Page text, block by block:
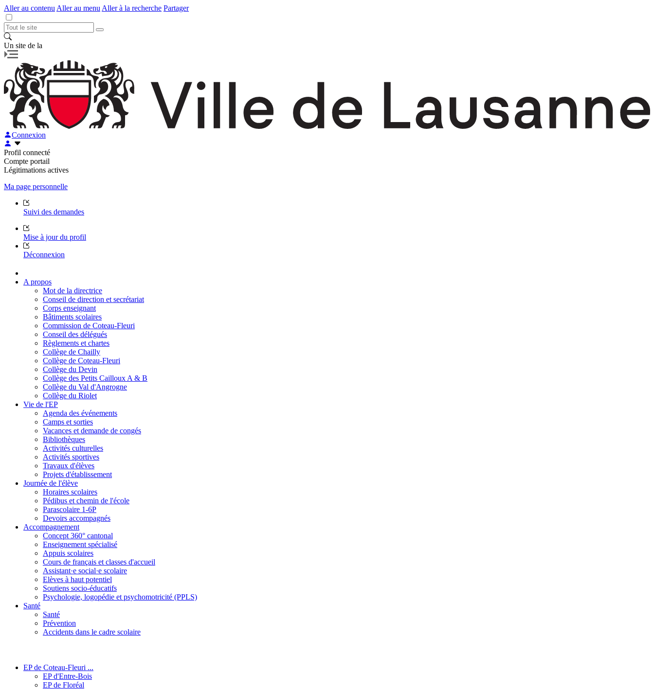
Aller au contenu Aller au menu Aller à la recherche Partager
Un site de la
Connexion
Profil connecté
Compte portail
Légitimations actives
Ma page personnelle
Suivi des demandes
Mise à jour du profil
Déconnexion
A propos
Mot de la directrice
Conseil de direction et secrétariat
Corps enseignant
Bâtiments scolaires
Commission de Coteau-Fleuri
Conseil des délégués
Règlements et chartes
Collège de Chailly
Collège de Coteau-Fleuri
Collège du Devin
Collège des Petits Cailloux A & B
Collège du Val d'Angrogne
Collège du Riolet
Vie de l'EP
Agenda des événements
Camps et sorties
Vacances et demande de congés
Bibliothèques
Activités culturelles
Activités sportives
Travaux d'élèves
Projets d'établissement
Journée de l'élève
Horaires scolaires
Pédibus et chemin de l'école
Parascolaire 1-6P
Devoirs accompagnés
Accompagnement
Concept 360° cantonal
Enseignement spécialisé
Appuis scolaires
Cours de français et classes d'accueil
Assistant·e social·e scolaire
Elèves à haut potentiel
Soutiens socio-éducatifs
Psychologie, logopédie et psychomotricité (PPLS)
Santé
Santé
Prévention
Accidents dans le cadre scolaire
EP de Coteau-Fleuri ...
EP d'Entre-Bois
EP de Floréal